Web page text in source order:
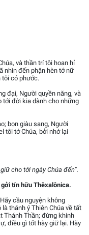
và thần trí tôi hoan hỉ
nhìn đến phận hèn tớ nữ
tôi có phước.
đại, Người quyền năng, và
đời kia dành cho những
bọn giàu sang, Người
tôi tớ Chúa, bởi nhớ lại
cho tới ngày Chúa đến”.
tín hữu Thêxalônica.
cầu nguyện không
thánh ý Thiên Chúa về tất
Thánh Thần; đừng khinh
điều gì tốt hãy giữ lại. Hãy